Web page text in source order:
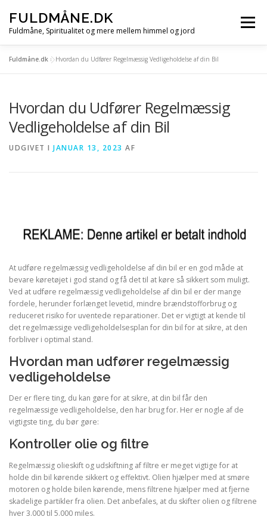
indhold
FULDMÅNE.DK
Fuldmåne, Spiritualitet og mere mellem himmel og jord
Menu
MÅNE, SOL OG STJERNER ALLE ARTIKLER
Fuldmåne.dk »Hvordan du Udfører Regelmæssig Vedligeholdelse af din Bil
Hvordan du Udfører Regelmæssig
Vedligeholdelse af din Bil
UDGIVET I JANUAR 13, 2023 AF
At udføre regelmæssig vedligeholdelse af din bil er en god måde at
bevare køretøjet i god stand og få det til at køre så sikkert som muligt.
Ved at udføre regelmæssig vedligeholdelse af din bil er der mange
fordele, herunder forlænget levetid, mindre brændstofforbrug og
reduceret risiko for uventede reparationer. Det er vigtigt at kende til
det regelmæssige vedligeholdelsesplan for din bil for at sikre, at den
forbliver i optimal stand.
Hvordan man udfører regelmæssig
vedligeholdelse
Der er flere ting, du kan gøre for at sikre, at din bil får den
regelmæssige vedligeholdelse, den har brug for. Her er nogle af de
vigtigste ting, du bør gøre:
Kontroller olie og filtre
Regelmæssig olieskift og udskiftning af filtre er meget vigtige for at
holde din bil kørende sikkert og effektivt. Olien hjælper med at smøre
motoren og holde bilen kørende, mens filtrene hjælper med at fjerne
skadelige partikler fra olien. Det anbefales, at du skifter olien og filtrene
hver 3.000 til 5.000 miles.